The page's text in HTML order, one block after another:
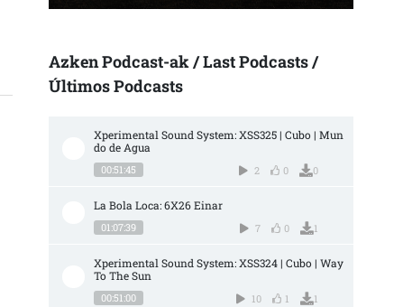
Azken Podcast-ak / Last Podcasts /
Últimos Podcasts
Xperimental Sound System: XSS325 | Cubo | Mun
do de Agua
00:51:45 2 0 0
La Bola Loca: 6X26 Einar
01:07:39 7 0 1
Xperimental Sound System: XSS324 | Cubo | Way
To The Sun
00:51:00 10 1 1